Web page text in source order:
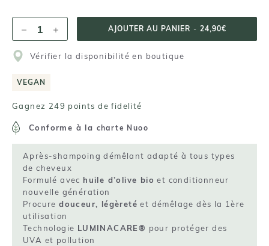
AJOUTER AU PANIER - 24,90€
Vérifier la disponibilité en boutique
VEGAN
Gagnez 249 points de fidelité
Conforme à la charte Nuoo
Après-shampoing démêlant adapté à tous types
de cheveux
Formulé avec huile d’olive bio et conditionneur
nouvelle génération
Procuredouceur, légèreté et démêlage dès la 1ère
utilisation
Technologie LUMINACARE® pour protéger des
UVA et pollution